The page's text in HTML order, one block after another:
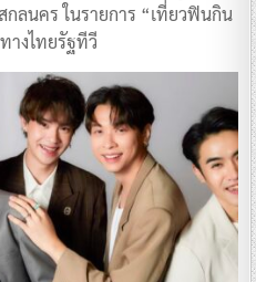
ลนคร ในรายการ “เที่ยวฟินกิน
างไทยรัฐทีวี